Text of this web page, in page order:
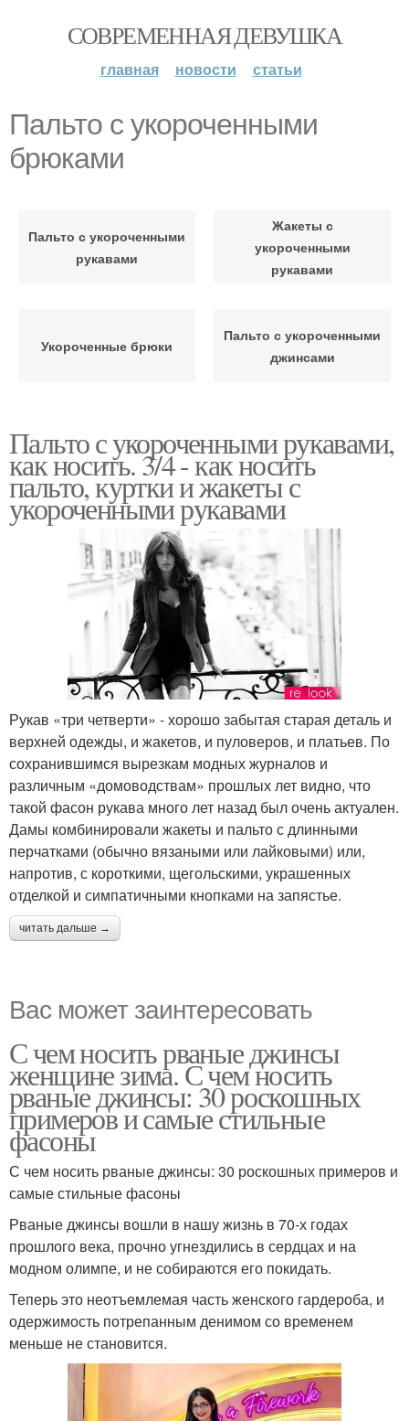
СОВРЕМЕННАЯ ДЕВУШКА
главная новости статьи
Пальто с укороченными
брюками
Пальто с укороченными
рукавами
Жакеты с
укороченными
рукавами
Укороченные брюки
Пальто с укороченными
джинсами
Пальто с укороченными рукавами,
как носить. 3/4 - как носить
пальто, куртки и жакеты с
укороченными рукавами
Рукав «три четверти» - хорошо забытая старая деталь и
верхней одежды, и жакетов, и пуловеров, и платьев. По
сохранившимся вырезкам модных журналов и
различным «домоводствам» прошлых лет видно, что
такой фасон рукава много лет назад был очень актуален.
Дамы комбинировали жакеты и пальто с длинными
перчатками (обычно вязаными или лайковыми) или,
напротив, с короткими, щегольскими, украшенных
отделкой и симпатичными кнопками на запястье.
читать дальше →
Вас может заинтересовать
С чем носить рваные джинсы
женщине зима. С чем носить
рваные джинсы: 30 роскошных
примеров и самые стильные
фасоны
С чем носить рваные джинсы: 30 роскошных примеров и
самые стильные фасоны
Рваные джинсы вошли в нашу жизнь в 70-х годах
прошлого века, прочно угнездились в сердцах и на
модном олимпе, и не собираются его покидать.
Теперь это неотъемлемая часть женского гардероба, и
одержимость потрепанным денимом со временем
меньше не становится.